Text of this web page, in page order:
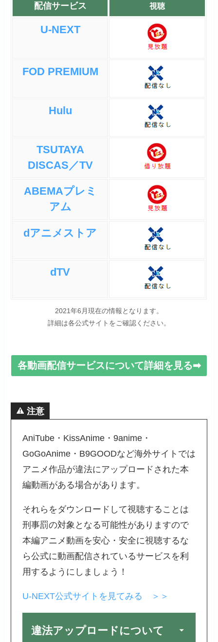
配信サービス 視聴
U-NEXT
FOD PREMIUM
Hulu
TSUTAYA
DISCAS／TV
ABEMAプレミ
アム
dアニメストア
dTV
2021年6月現在の情報となります。
詳細は各公式サイトをご確認ください。
各動画配信サービスについて詳細を見る➡
注意
AniTube・KissAnime・9anime・
GoGoAnime・B9GOODなど海外サイトでは
アニメ作品が違法にアップロードされた本
編動画がある場合があります。
それらをダウンロードして視聴することは
刑事罰の対象となる可能性がありますので
本編アニメ動画を安心・安全に視聴するな
ら公式に動画配信されているサービスを利
用するようにしましょう！
U-NEXT公式サイトを見てみる ＞＞
違法アップロードについて